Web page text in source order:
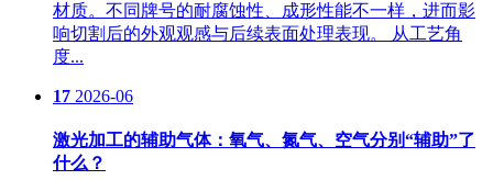
材质。不同牌号的耐腐蚀性、成形性能不一样，进而影
响切割后的外观观感与后续表面处理表现。 从工艺角
度...
17 2026-06
激光加工的辅助气体：氧气、氮气、空气分别“辅助”了
什么？